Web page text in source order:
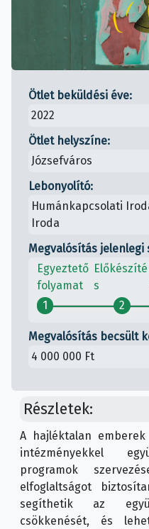
Ötlet beküldési éve:
2022
Ötlet helyszíne:
Józsefváros
Lebonyolító:
Humánkapcsolati
Iroda
Megvalósítás jelenlegi
Egyeztető
folyamat
Előkészíté
s
1 2
Megvalósítás becsült
4 000 000 Ft
Részletek:
A hajléktalan
intézményekkel
programok
elfoglaltságot
segíthetik az
csökkenését, és